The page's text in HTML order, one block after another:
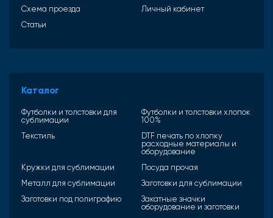
Схема проезда
Личный кабинет
Статьи
Каталог
Футболки и толстовки для
сублимации
Футболки и толстовки хлопок
100%
Текстиль
DTF печать по хлопку
расходные материалы и
оборудование
Кружки для сублимации
Посуда прочая
Металл для сублимации
Заготовки для сублимации
Заготовки под полиграфию
Закатные значки
оборудование и заготовки